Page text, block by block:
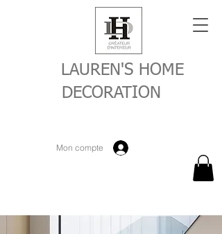
LAUREN'S HOME
DECORATION
Mon compte